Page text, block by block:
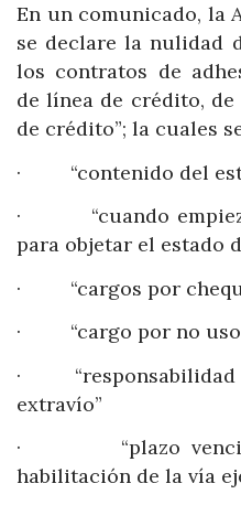
En un comunicado, la
se declare la nulidad
los contratos de
de línea de crédito,
de crédito”; la cuales
· “contenido del
· “cuando
para objetar el estado
· “cargos por
· “cargo por no
· “responsabilidad
extravío”
· “plazo
habilitación de la vía